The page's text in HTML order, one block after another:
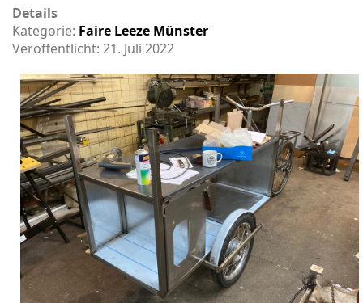
Details
Kategorie: Faire Leeze Münster
Veröffentlicht: 21. Juli 2022